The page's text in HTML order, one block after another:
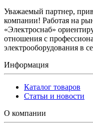
Уважаемый партнер,
компании! Работая на
«Электроснаб»
отношения с
электрооборудования в
Информация
Каталог товаров
Статьи и новости
О компании